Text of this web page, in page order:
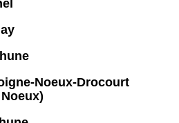
Noeux-Drocourt